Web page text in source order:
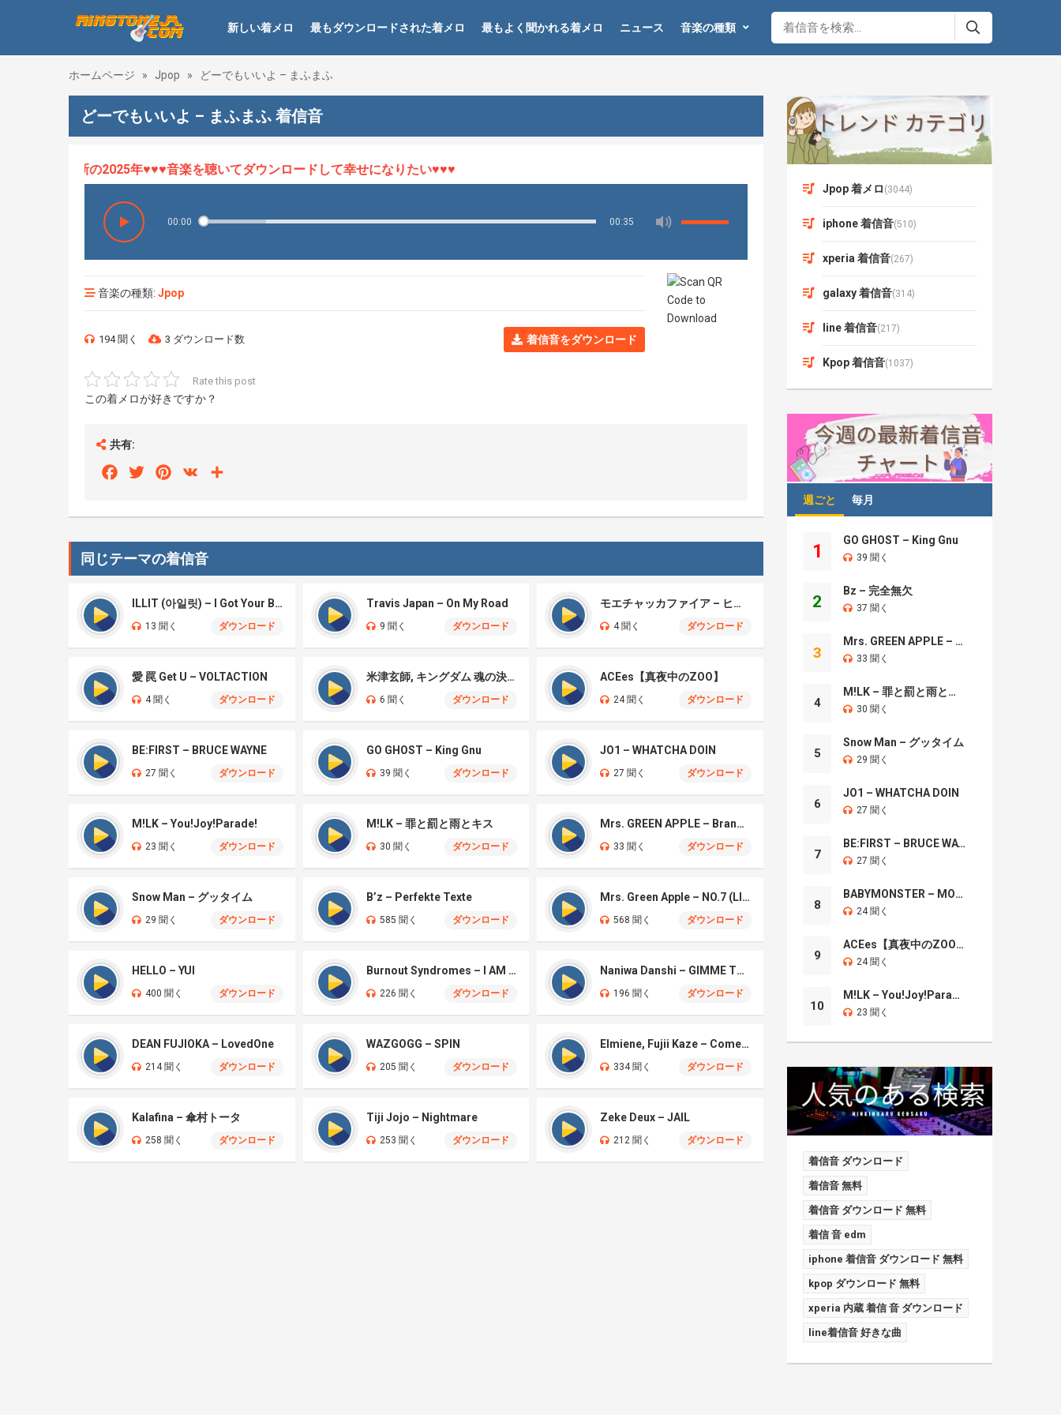
新しい着メロ 最もダウンロードされた着メロ 最もよく聞かれる着メロ ニュース 音楽の種類
ホームページ » Jpop » どーでもいいよ – まふまふ
どーでもいいよ – まふまふ 着信音
、最新の2025年♥♥♥音楽を聴いてダウンロードして幸せになりたい♥♥♥
00:00 00:35
音楽の種類: Jpop
194 聞く 3 ダウンロード数 着信音をダウンロード
Rate this post
この着メロが好きですか？
共有:
FacebookTwitterPinterest
VK
同じテーマの着信音
ILLIT (아일릿) – I Got Your Back
13 聞く ダウンロード
Travis Japan – On My Road
9 聞く ダウンロード
モエチャッカファイア – ヒューゴ、狛野真斗、ライト、セヴェリアン (Cover )
4 聞く ダウンロード
愛 罠 Get U – VOLTACTION
4 聞く ダウンロード
米津玄師, キングダム 魂の決戦 – 公開記念PV
6 聞く ダウンロード
ACEes【真夜中のZOO】
24 聞く ダウンロード
BE:FIRST – BRUCE WAYNE
27 聞く ダウンロード
GO GHOST – King Gnu
39 聞く ダウンロード
JO1 – WHATCHA DOIN
27 聞く ダウンロード
M!LK – You!Joy!Parade!
23 聞く ダウンロード
M!LK – 罪と罰と雨とキス
30 聞く ダウンロード
Mrs. GREEN APPLE – Brand New
33 聞く ダウンロード
Snow Man – グッタイム
29 聞く ダウンロード
B’z – Perfekte Texte
585 聞く ダウンロード
Mrs. Green Apple – NO.7 (LIVE)
568 聞く ダウンロード
HELLO – YUI
400 聞く ダウンロード
Burnout Syndromes – I AM A HERO
226 聞く ダウンロード
Naniwa Danshi – GIMME THE DAY
196 聞く ダウンロード
DEAN FUJIOKA – LovedOne
214 聞く ダウンロード
WAZGOGG – SPIN
205 聞く ダウンロード
Elmiene, Fujii Kaze – Comets Gold
334 聞く ダウンロード
Kalafina – 傘村トータ
258 聞く ダウンロード
Tiji Jojo – Nightmare
253 聞く ダウンロード
Zeke Deux – JAIL
212 聞く ダウンロード
Jpop 着メロ (3044)
iphone 着信音(510)
xperia 着信音(267)
galaxy 着信音(314)
line 着信音(217)
Kpop 着信音(1037)
週ごと 毎月
1
GO GHOST – King Gnu
39 聞く
2
Bz – 完全無欠
37 聞く
3
Mrs. GREEN APPLE – Brand New
33 聞く
4
M!LK – 罪と罰と雨とキス
30 聞く
5
Snow Man – グッタイム
29 聞く
6
JO1 – WHATCHA DOIN
27 聞く
7
BE:FIRST – BRUCE WAYNE
27 聞く
8
BABYMONSTER – MOON
24 聞く
9
ACEes【真夜中のZOO】
24 聞く
10
M!LK – You!Joy!Parade!
23 聞く
着信音 ダウンロード
着信音 無料
着信音 ダウンロード 無料
着信 音 edm
iphone 着信音 ダウンロード 無料
kpop ダウンロード 無料
xperia 内蔵 着信 音 ダウンロード
line着信音 好きな曲